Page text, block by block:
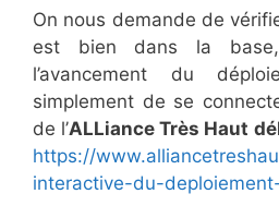
On nous demande de
est bien dans la
l’avancement du
simplement de se
de l’ALLiance Très Haut
https://
interactive-du-